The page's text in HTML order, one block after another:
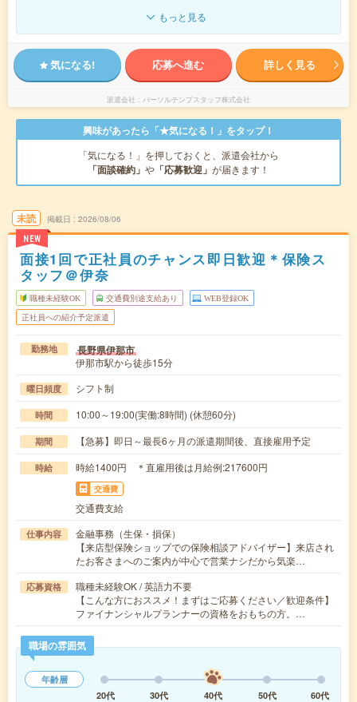
もっと見る
気になる! 応募へ進む 詳しく見る
派遣会社 パーソルテンプスタッフ株式会社
興味があったら「★気になる！」をタップ！
「気になる！」を押しておくと、派遣会社から
「面談確約」 や 「応募歓迎」 が届きます！
未読
NEW
掲載日 2026/08/06
面接1回で正社員のチャンス即日歓迎＊保険ス
タッフ＠伊奈
職種未経験OK 交通費別途支給あり WEB登録OK
正社員への紹介予定派遣
勤務地 長野県伊那市
伊那市駅から徒歩15分
曜日頻度 シフト制
時間 10:00～19:00(実働:8時間) (休憩60分)
期間 【急募】即日～最長6ヶ月の派遣期間後、直接雇用予定
時給 時給1400円 ＊直雇用後は月給例:217600円
交通費
交通費支給
仕事内容
金融事務（生保・損保）
【来店型保険ショップでの保険相談アドバイザー】来店され
たお客さまへのご案内が中心で営業ナシだから気楽…
応募資格
職種未経験OK / 英語力不要
【こんな方におススメ！まずはご応募ください／歓迎条件】
ファイナンシャルプランナーの資格をおもちの方。…
職場の雰囲気
年齢層
20代
30代 40代 50代 60代